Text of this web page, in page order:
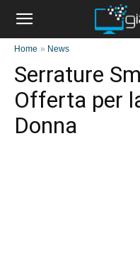
Home » News
Serrature
Offerta per
Donna